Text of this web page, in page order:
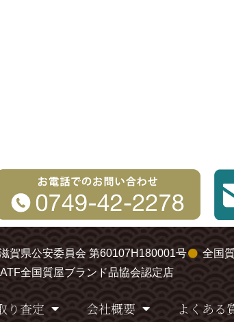
賀県公安委員会 第60107H180001号
全国
ATF全国質屋ブランド品協会認定店
り査定 会社概要 よくある